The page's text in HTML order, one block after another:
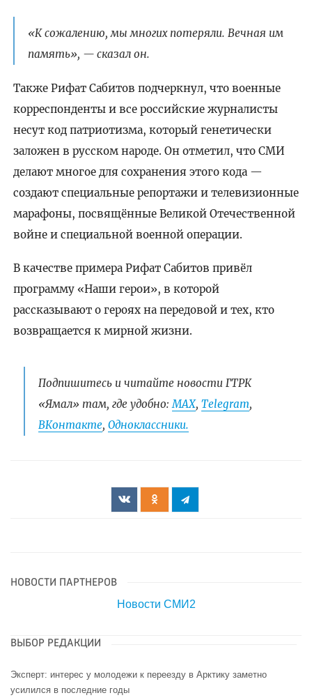
«К сожалению, мы многих потеряли. Вечная им
память», — сказал он.
Также Рифат Сабитов подчеркнул, что военные
корреспонденты и все российские журналисты
несут код патриотизма, который генетически
заложен в русском народе. Он отметил, что СМИ
делают многое для сохранения этого кода —
создают специальные репортажи и телевизионные
марафоны, посвящённые Великой Отечественной
войне и специальной военной операции.
В качестве примера Рифат Сабитов привёл
программу «Наши герои», в которой
рассказывают о героях на передовой и тех, кто
возвращается к мирной жизни.
Подпишитесь и читайте новости ГТРК
«Ямал» там, где удобно:МАХ, Telegram,
ВКонтакте, Одноклассники.
НОВОСТИ ПАРТНЕРОВ
Новости СМИ2
ВЫБОР РЕДАКЦИИ
Эксперт: интерес у молодежи к переезду в Арктику заметно
усилился в последние годы